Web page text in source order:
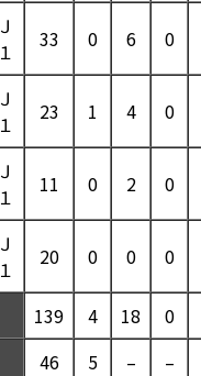
Ｊ
１
33 0 6 0
Ｊ
１
23 1 4 0
Ｊ
１
11 0 2 0
Ｊ
１
20 0 0 0
139 4 18
0
46 5 –
–